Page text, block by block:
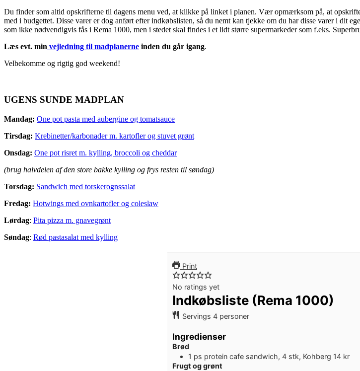
Du finder som altid opskrifterne til dagens menu ved, at klikke på linket i planen. Vær opmærksom på, at
med i budgettet. Disse varer er dog anført efter indkøbslisten, så du nemt kan tjekke om du har disse varer i
som ikke nødvendigvis fås i Rema 1000, men i stedet skal findes i et lidt større supermarkeder som f.eks.
Læs evt. min vejledning til madplanerne inden du går igang.
Velbekomme og rigtig god weekend!
UGENS SUNDE MADPLAN
Mandag: One pot pasta med aubergine og tomatsauce
Tirsdag: Krebinetter/karbonader m. kartofler og stuvet grønt
Onsdag: One pot risret m. kylling, broccoli og cheddar
(brug halvdelen af den store bakke kylling og frys resten til søndag)
Torsdag: Sandwich med torskerognssalat
Fredag: Hotwings med ovnkartofler og coleslaw
Lørdag: Pita pizza m. gnavegrønt
Søndag: Rød pastasalat med kylling
Print
No ratings yet
Indkøbsliste (Rema 1000)
Servings 4 personer
Ingredienser
Brød
1 ps protein cafe sandwich, 4 stk, Kohberg 14 kr
Frugt og grønt